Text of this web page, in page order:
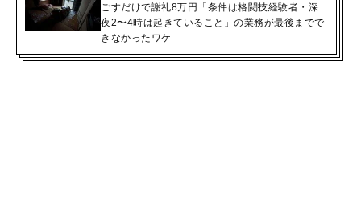
ごすだけで謝礼8万円「条件は格闘技経験者・深
夜2〜4時は起きていること」の業務が最後までで
きなかったワケ